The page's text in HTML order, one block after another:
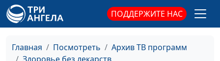
ПОДДЕРЖИТЕ НАС
Главная Посмотреть
Архив ТВ программ
Котлеты из овощей по–
немецки
Лариса
Титовская
#78
и тонизирующий смузи
Солдатова